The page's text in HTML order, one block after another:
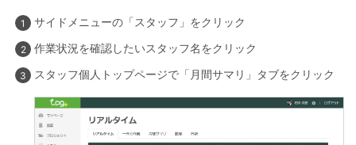
サイドメニューの「スタッフ」をクリック
作業状況を確認したいスタッフ名をクリック
スタッフ個人トップページで「月間サマリ」タブをクリック